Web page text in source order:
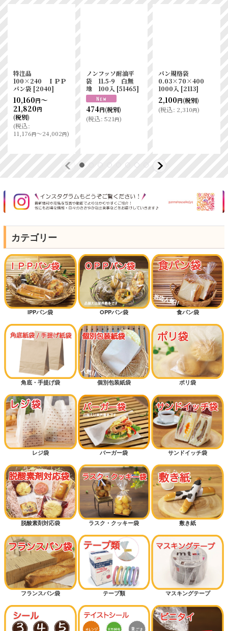
特注品
100×240 ＩＰＰ
パン袋 [2040]
10,160円～
21,820円
(税別)
(税込:
11,176円～24,002円)
ノンフッソ耐油平
袋 11.5-9 白無
地 100入 [51465]
474円(税別)
(税込: 521円)
パン規格袋
0.03×70×400
1000入 [2113]
2,100円(税別)
(税込: 2,310円)
カテゴリー
IPPパン袋 OPPパン袋 食パン袋
角底・手提げ袋 個別包装紙袋 ポリ袋
レジ袋 バーガー袋 サンドイッチ袋
脱酸素剤対応袋 ラスク・クッキー袋 敷き紙
フランスパン袋 テープ類 マスキングテープ